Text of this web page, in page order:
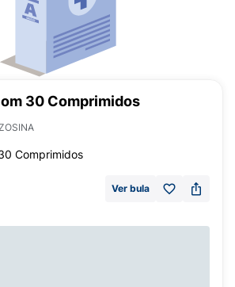
30 Comprimidos
Comprimidos
Ver bula